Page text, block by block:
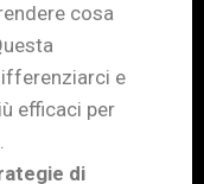
cosa
e
efficaci per
di